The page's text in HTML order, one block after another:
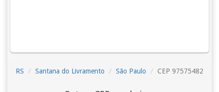
RS Santana do Livramento São Paulo CEP 97575482